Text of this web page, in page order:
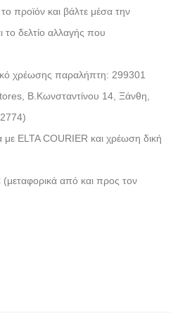
προϊόν και βάλτε μέσα την
το δελτίο αλλαγής που
χρέωσης παραλήπτη: 299301
Β.Κωνσταντίνου 14, Ξάνθη,
με ELTA COURIER και χρέωση δική
(μεταφορικά από και προς τον